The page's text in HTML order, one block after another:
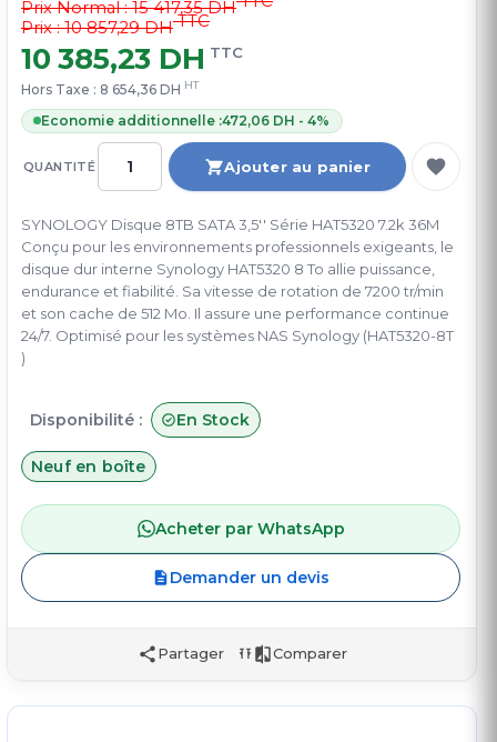
QUANTITÉ Ajouter au panier
Prix Normal :15 417,35 DH
Prix : 10 857,29 DHTTC
10 385,23 DH TTC
Hors Taxe : 8 654,36 DH HT
Economie additionnelle :472,06 DH - 4%
SYNOLOGY Disque 8TB SATA 3,5'' Série HAT5320 7.2k 36M
Conçu pour les environnements professionnels exigeants, le
disque dur interne Synology HAT5320 8 To allie puissance,
endurance et fiabilité. Sa vitesse de rotation de 7200 tr/min
et son cache de 512 Mo. Il assure une performance continue
24/7. Optimisé pour les systèmes NAS Synology (HAT5320-8T
)
Disponibilité : En Stock
Neuf en boîte
Acheter par WhatsApp
Demander un devis
Partager Comparer